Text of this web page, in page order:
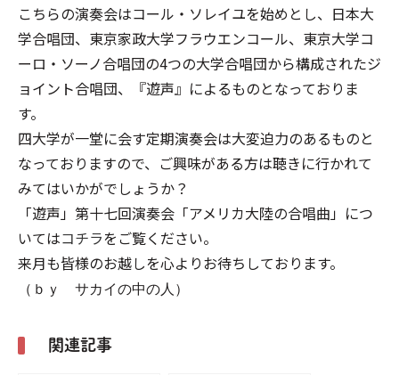
こちらの演奏会はコール・ソレイユを始めとし、日本大
学合唱団、東京家政大学フラウエンコール、東京大学コ
ーロ・ソーノ合唱団の4つの大学合唱団から構成されたジ
ョイント合唱団、『遊声』によるものとなっておりま
す。
四大学が一堂に会す定期演奏会は大変迫力のあるものと
なっておりますので、ご興味がある方は聴きに行かれて
みてはいかがでしょうか？
「遊声」第十七回演奏会「アメリカ大陸の合唱曲」につ
いてはコチラをご覧ください。
来月も皆様のお越しを心よりお待ちしております。
（ｂｙ サカイの中の人）
関連記事